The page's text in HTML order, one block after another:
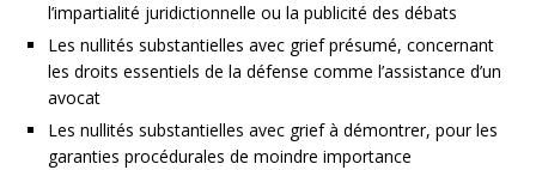
l’impartialité juridictionnelle ou la publicité des débats
Les nullités substantielles avec grief présumé, concernant
les droits essentiels de la défense comme l’assistance d’un
avocat
Les nullités substantielles avec grief à démontrer, pour les
garanties procédurales de moindre importance